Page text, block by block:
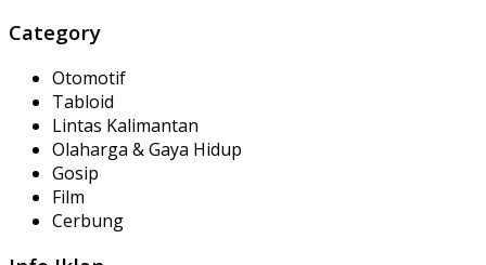
Category
Otomotif
Tabloid
Lintas Kalimantan
Olaharga & Gaya Hidup
Gosip
Film
Cerbung